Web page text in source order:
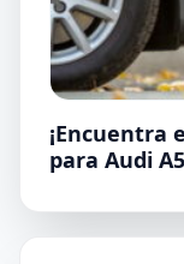
¡Encuentra
para Audi